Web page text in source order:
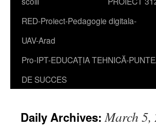
RED-Proiect-Pedagogie digitala-
UAV-Arad
Pro-IPT-EDUCAȚIA TEHNICĂ-
DE SUCCES
Daily Archives:March 5,